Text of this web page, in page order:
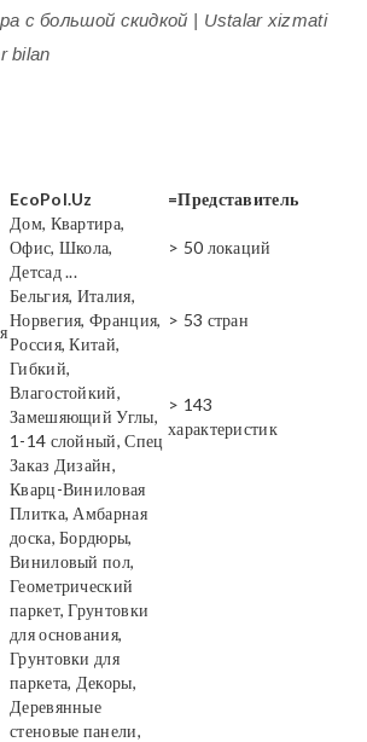
с большой скидкой | Ustalar xizmati
bilan
EcoPol.Uz =Представитель
Дом, Квартира,
Офис, Школа,
Детсад ...
> 50 локаций
Бельгия, Италия,
Норвегия, Франция,
Россия, Китай,
> 53 стран
Гибкий,
Влагостойкий,
Замешяющий Углы,
1-14 слойный, Спец
Заказ Дизайн,
> 143
характеристик
Кварц-Виниловая
Плитка, Амбарная
доска, Бордюры,
Виниловый пол,
Геометрический
паркет, Грунтовки
для основания,
Грунтовки для
паркета, Декоры,
Деревянные
стеновые панели,